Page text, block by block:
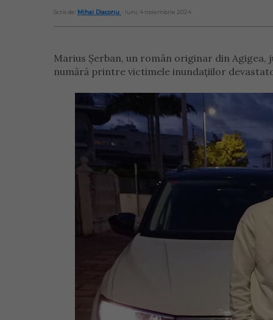
Scris de: Mihai Diaconu - luni, 4 noiembrie 2024
Marius Șerban, un român originar din Agigea,
numără printre victimele inundațiilor